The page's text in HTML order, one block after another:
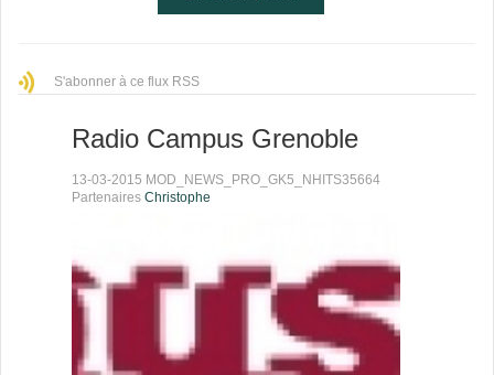
S'abonner à ce flux RSS
Radio Campus Grenoble
13-03-2015 MOD_NEWS_PRO_GK5_NHITS35664
Partenaires Christophe